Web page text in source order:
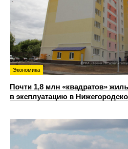
Экономика
Почти 1,8 млн «квадратов»
в эксплуатацию в